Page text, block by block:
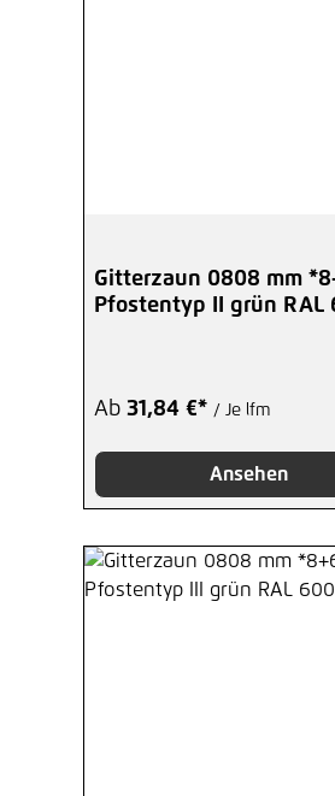
Gitterzaun 0808 mm
Pfostentyp II grün RAL
Ab 31,84 €* / Je lfm
Ansehen